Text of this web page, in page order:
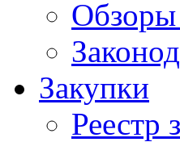
Закупки
Реестр